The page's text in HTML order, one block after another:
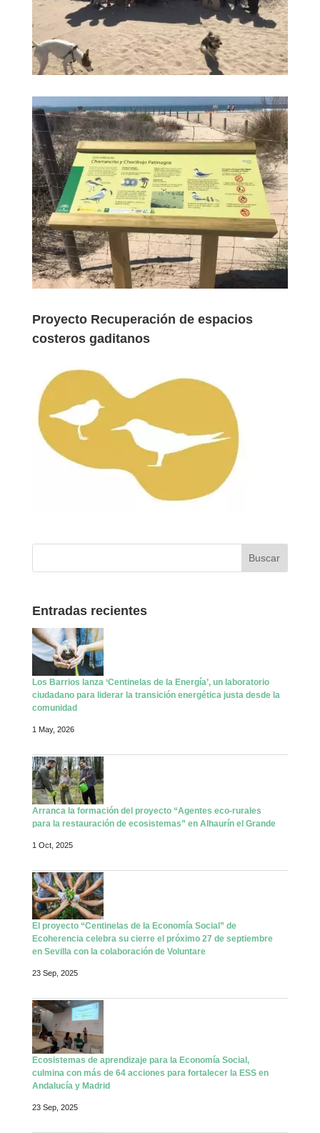
Proyecto Recuperación de espacios
costeros gaditanos
Entradas recientes
Los Barrios lanza ‘Centinelas de la Energía’, un laboratorio
ciudadano para liderar la transición energética justa desde la
comunidad
1 May, 2026
Arranca la formación del proyecto “Agentes eco-rurales
para la restauración de ecosistemas” en Alhaurín el Grande
1 Oct, 2025
El proyecto “Centinelas de la Economía Social” de
Ecoherencia celebra su cierre el próximo 27 de septiembre
en Sevilla con la colaboración de Voluntare
23 Sep, 2025
Ecosistemas de aprendizaje para la Economía Social,
culmina con más de 64 acciones para fortalecer la ESS en
Andalucía y Madrid
23 Sep, 2025